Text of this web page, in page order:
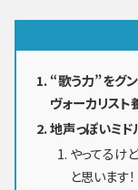
“歌う力”をグ
ヴォーカリスト
地声っぽいミド
やってるけ
と思います！